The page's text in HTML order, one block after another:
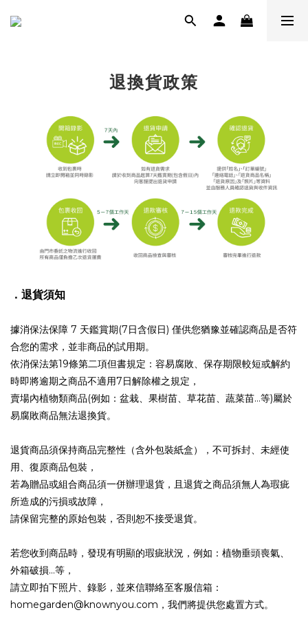
退換貨政策
．退貨須知
據消保法保障 7 天鑑賞期(7日含假日) 僅供您猶豫並確認商品是否符
合您的需求，並非商品的試用期。
依消保法第19條第二項但書規定：容易腐敗、保存期限較短或解約
時即將逾期之商品不適用7日解除權之規定，
賣場內植物類商品(例如：盆栽、果樹苗、草花苗、蔬菜苗…等)屬於
易腐敗商品無法退換貨。
退貨商品須保持商品完整性（含外包裝紙盒），不可拆封、未經使
用、復原商品包裝，
若為贈品或組合商品須一併辦理退貨，且退貨之商品須無人為瑕疵
所造成的污損或故障，
請保留完整的原始包裝，否則恕不接受退貨。
若您收到商品時，發現有明顯的瑕疵狀況，例如：植物垂頭喪氣、
外箱破損…等，
請立即拍下照片、錄影，並來信聯絡至客服信箱：
homegarden@knownyou.com，我們將提供您處置方式。